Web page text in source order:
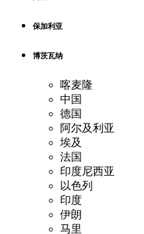
保加利亚
博茨瓦纳
喀麦隆
中国
德国
阿尔及利亚
埃及
法国
印度尼西亚
以色列
印度
伊朗
马里